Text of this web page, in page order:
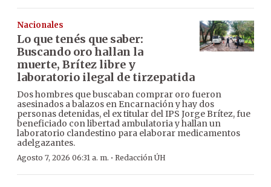
Nacionales
Lo que tenés que saber:
Buscando oro hallan la
muerte, Brítez libre y
laboratorio ilegal de tirzepatida
Dos hombres que buscaban comprar oro fueron
asesinados a balazos en Encarnación y hay dos
personas detenidas, el ex titular del IPS Jorge Brítez, fue
beneficiado con libertad ambulatoria y hallan un
laboratorio clandestino para elaborar medicamentos
adelgazantes.
Agosto 7, 2026 06:31 a. m. · Redacción ÚH